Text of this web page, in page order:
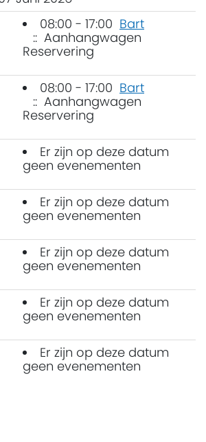
08:00 - 17:00 Bart
:: Aanhangwagen
Reservering
08:00 - 17:00 Bart
:: Aanhangwagen
Reservering
Er zijn op deze datum
geen evenementen
Er zijn op deze datum
geen evenementen
Er zijn op deze datum
geen evenementen
Er zijn op deze datum
geen evenementen
Er zijn op deze datum
geen evenementen